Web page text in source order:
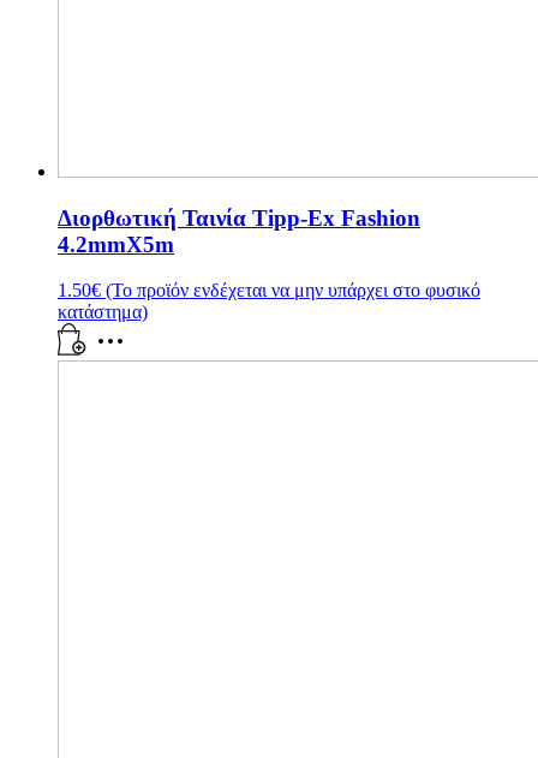
Διορθωτική Ταινία Tipp-Ex Fashion
4.2mmX5m
1.50€ (Το προϊόν ενδέχεται να μην υπάρχει στο φυσικό
κατάστημα)